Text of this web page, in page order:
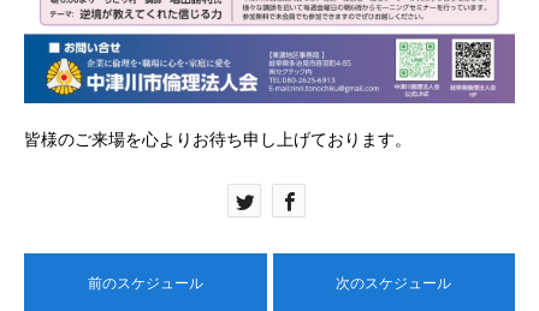
皆様のご来場を心よりお待ち申し上げております。
前のスケジュール 次のスケジュール